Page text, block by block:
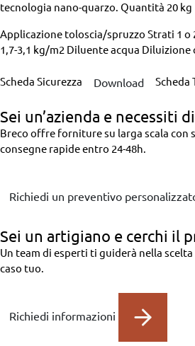
tecnologia nano-quarzo. Quantità 20 kg
Applicazione toloscia/spruzzo Strati 1 o
1,7-3,1 kg/m2 Diluenteacqua Diluizione
Scheda Sicurezza Download Scheda
Sei un’azienda e necessiti
Breco offre forniture su larga scala con
consegne rapide entro 24-48h.
Richiedi un preventivo
Sei un artigiano e cerchi il
Un team di esperti ti guiderà nella
caso tuo.
Richiedi informazioni